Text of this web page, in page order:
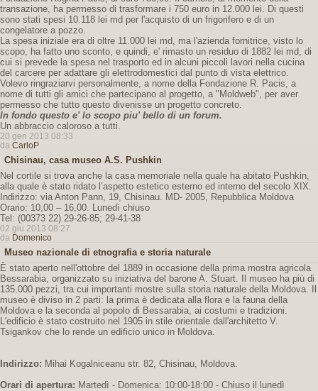
transazione, ha permesso di trasformare i 750 euro in 12.000 lei. Di questi
sono stati spesi 10.118 lei md per l'acquisto di un frigorifero e di un
congelatore a pozzo.
La spesa iniziale era di oltre 11.000 lei md, ma l'azienda fornitrice, visto lo
scopo, ha fatto uno sconto, e quindi, e' rimasto un residuo di 1882 lei md, di
cui si prevede la spesa nel trasporto ed in alcuni piccoli lavori nella cucina
del carcere per adattare gli elettrodomestici dal punto di vista elettrico.
Volevo ringraziarvi personalmente, a nome della Fondazione R. Pacis, a
nome di tutti gli amici che partecipano al progetto, a "Moldweb", per aver
permesso che tutto questo divenisse un progetto concreto.
In fondo questo e' lo scopo piu' bello di un forum.
Un abbraccio caloroso a tutti.
20 gen 2013 08:33
da CarloP
Chisinau, casa museo A.S. Pushkin
Nel cortile si trova anche la casa memoriale nella quale ha abitato Pushkin,
alla quale è stato ridato l’aspetto estetico esterno ed interno del secolo XIX.
Indirizzo: via Anton Pann, 19, Chisinau. MD- 2005, Repubblica Moldova
Orario: 10,00 – 16,00. Lunedì chiuso
Tel: (00373 22) 29-26-85; 29-41-38
02 giu 2013 08:27
da Domenico
Museo nazionale di etnografia e storia naturale
È stato aperto nell'ottobre del 1889 in occasione della prima mostra agricola
Bessarabia, organizzato su iniziativa del barone A. Stuart. Il museo ha più di
135.000 pezzi, tra cui importanti mostre sulla storia naturale della Moldova. Il
museo è diviso in 2 parti: la prima è dedicata alla flora e la fauna della
Moldova e la seconda al popolo di Bessarabia, ai costumi e tradizioni.
L'edificio è stato costruito nel 1905 in stile orientale dall'architetto V.
Tsigankov che lo rende un edificio unico in Moldova.
Indirizzo: Mihai Kogalniceanu str. 82, Chisinau, Moldova.
Orari di apertura: Martedì - Domenica: 10:00-18:00 - Chiuso il lunedì